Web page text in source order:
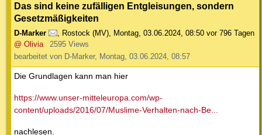
Das sind keine zufälligen Entgleisungen, sondern
Gesetzmäßigkeiten
D-Marker , Rostock (MV), Montag, 03.06.2024, 08:50 vor 796 Tagen
@ Olivia
2595 Views
bearbeitet von D-Marker, Montag, 03.06.2024, 08:57
Die Grundlagen kann man hier
https://www.unser-mitteleuropa.com/wp-
content/uploads/2016/07/Muslime-Verhalten-nach-Be...
nachlesen.